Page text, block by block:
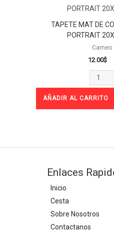
TAPETE MAT DE
PORTRAIT
Cameo
12.00$
MAT
DE
CORTE
NICAPA
AÑADIR AL CARRITO
Enlaces
Inicio
Cesta
Sobre Nosotros
Contactanos